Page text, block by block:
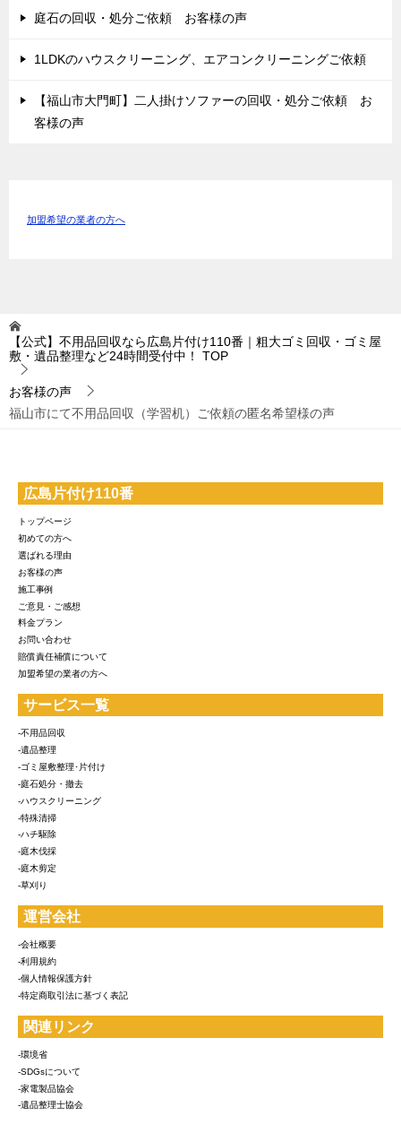
庭石の回収・処分ご依頼 お客様の声
1LDKのハウスクリーニング、エアコンクリーニングご依頼
【福山市大門町】二人掛けソファーの回収・処分ご依頼 お
客様の声
加盟希望の業者の方へ
【公式】不用品回収なら広島片付け110番｜粗大ゴミ回収・ゴミ屋
敷・遺品整理など24時間受付中！
TOP
お客様の声
福山市にて不用品回収（学習机）ご依頼の匿名希望様の声
広島片付け110番
トップページ
初めての方へ
選ばれる理由
お客様の声
施工事例
ご意見・ご感想
料金プラン
お問い合わせ
賠償責任補償について
加盟希望の業者の方へ
サービス一覧
-不用品回収
-遺品整理
-ゴミ屋敷整理･片付け
-庭石処分・撤去
-ハウスクリーニング
-特殊清掃
-ハチ駆除
-庭木伐採
-庭木剪定
-草刈り
運営会社
-会社概要
-利用規約
-個人情報保護方針
-特定商取引法に基づく表記
関連リンク
-環境省
-SDGsについて
-家電製品協会
-遺品整理士協会